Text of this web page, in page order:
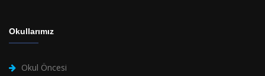
Okullarımız
Okul Öncesi